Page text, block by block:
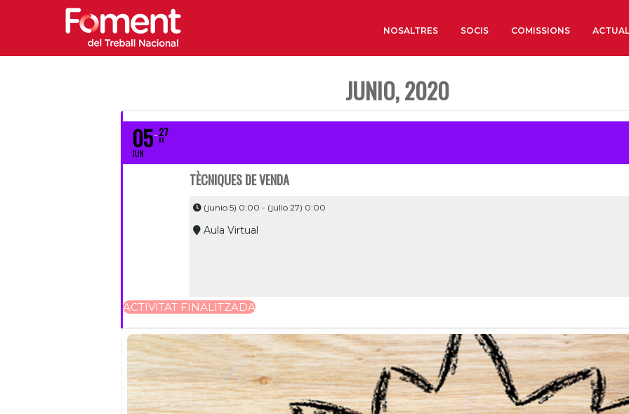
NOSALTRES
Història
Galeria de Presidents
Biblioteca Arxiu
Seu Social
SOCIS COMISSIONS
JUNIO, 2020
05
JUN
27
JUL
TÈCNIQUES DE VENDA
(junio 5) 0:00 - (julio 27) 0:00
Aula Virtual
ACTIVITAT FINALITZADA